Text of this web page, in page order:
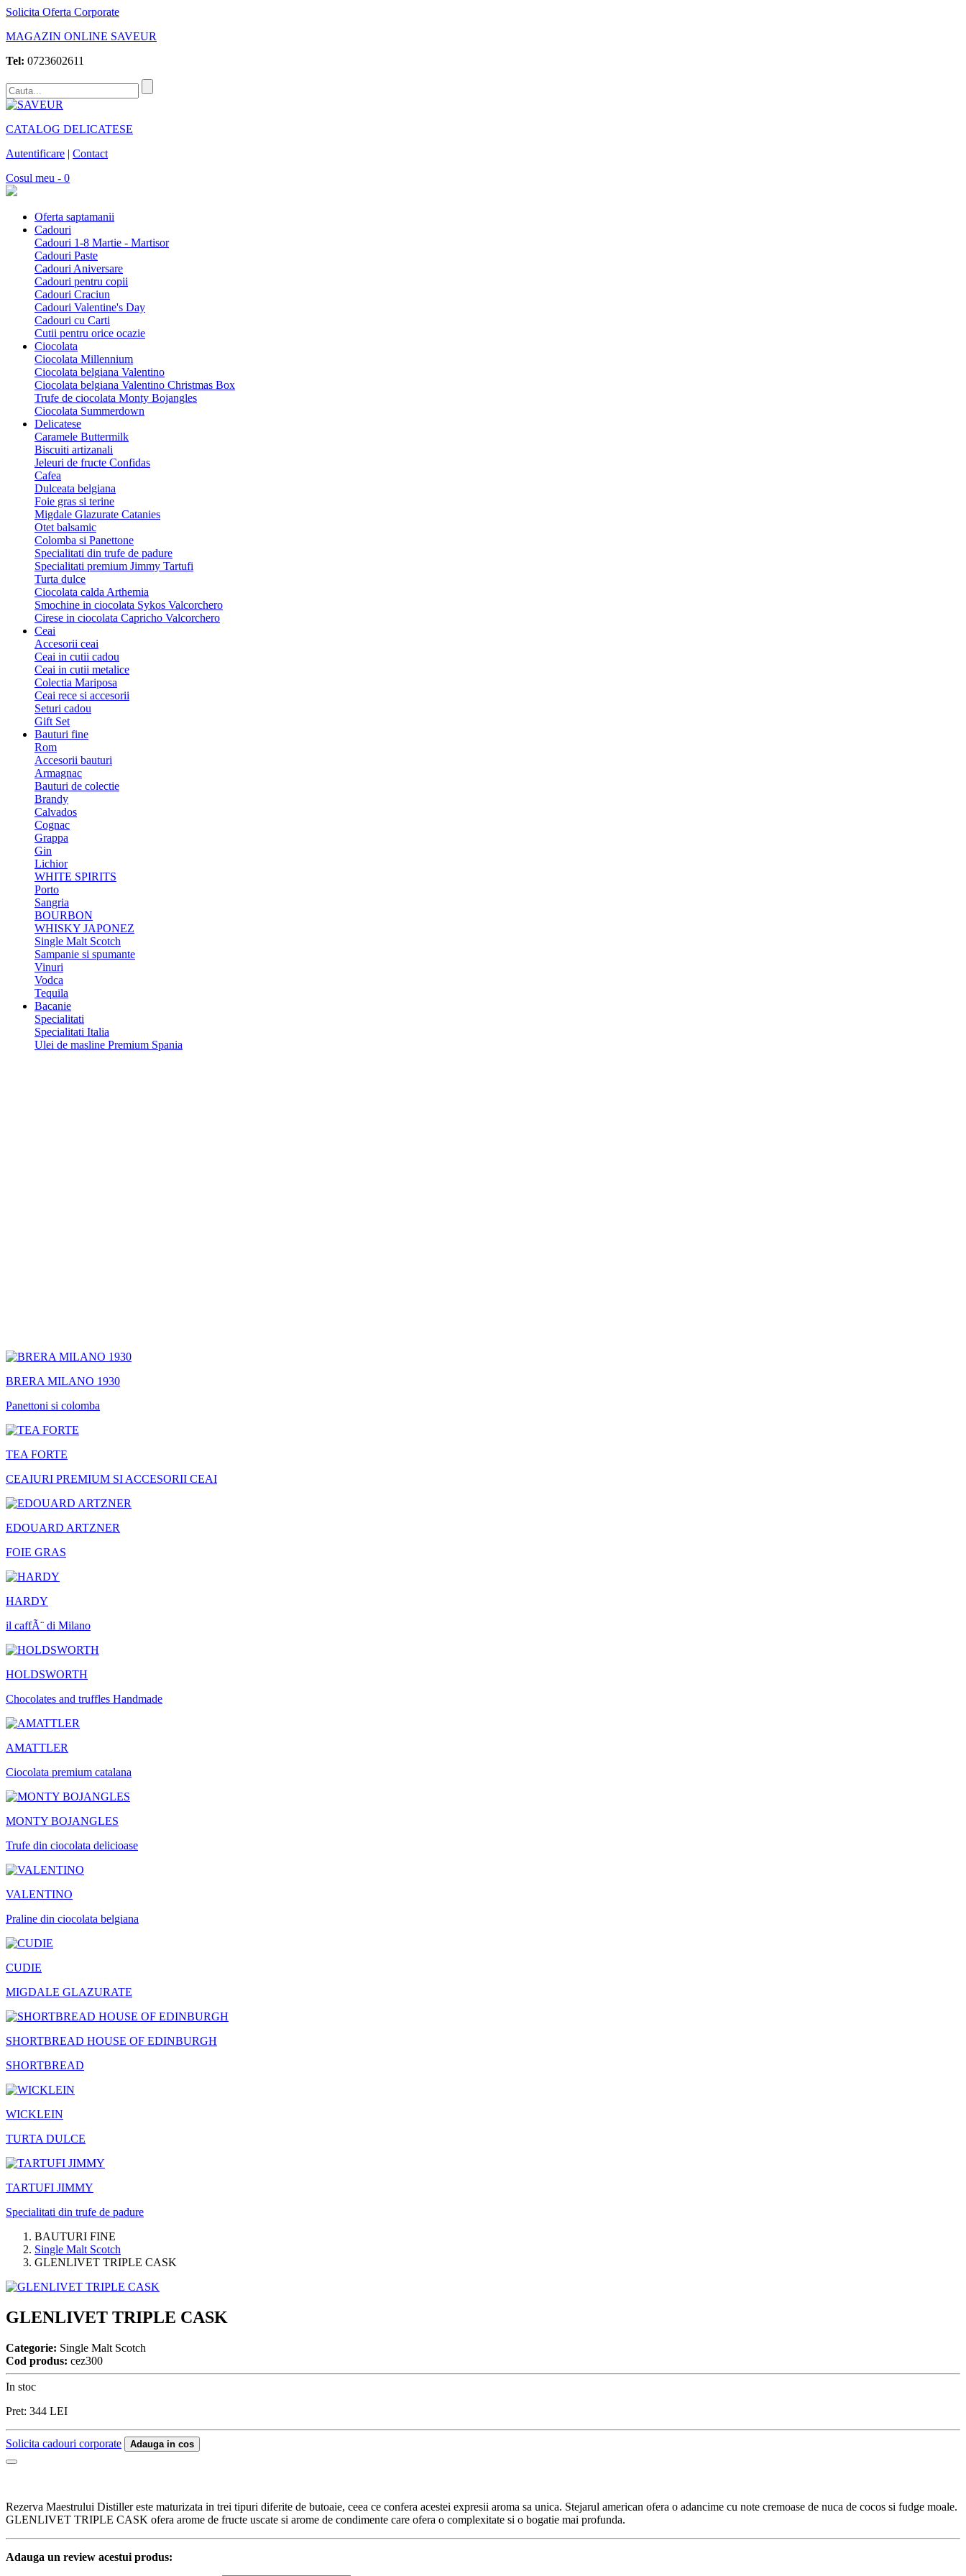
Solicita Oferta Corporate
MAGAZIN ONLINE SAVEUR
Tel: 0723602611
CATALOG DELICATESE
Autentificare | Contact
Cosul meu - 0
Oferta saptamanii
Cadouri
Cadouri 1-8 Martie - Martisor
Cadouri Paste
Cadouri Aniversare
Cadouri pentru copii
Cadouri Craciun
Cadouri Valentine's Day
Cadouri cu Carti
Cutii pentru orice ocazie
Ciocolata
Ciocolata Millennium
Ciocolata belgiana Valentino
Ciocolata belgiana Valentino Christmas Box
Trufe de ciocolata Monty Bojangles
Ciocolata Summerdown
Delicatese
Caramele Buttermilk
Biscuiti artizanali
Jeleuri de fructe Confidas
Cafea
Dulceata belgiana
Foie gras si terine
Migdale Glazurate Catanies
Otet balsamic
Colomba si Panettone
Specialitati din trufe de padure
Specialitati premium Jimmy Tartufi
Turta dulce
Ciocolata calda Arthemia
Smochine in ciocolata Sykos Valcorchero
Cirese in ciocolata Capricho Valcorchero
Ceai
Accesorii ceai
Ceai in cutii cadou
Ceai in cutii metalice
Colectia Mariposa
Ceai rece si accesorii
Seturi cadou
Gift Set
Bauturi fine
Rom
Accesorii bauturi
Armagnac
Bauturi de colectie
Brandy
Calvados
Cognac
Grappa
Gin
Lichior
WHITE SPIRITS
Porto
Sangria
BOURBON
WHISKY JAPONEZ
Single Malt Scotch
Sampanie si spumante
Vinuri
Vodca
Tequila
Bacanie
Specialitati
Specialitati Italia
Ulei de masline Premium Spania
BRERA MILANO 1930
Panettoni si colomba
TEA FORTE
CEAIURI PREMIUM SI ACCESORII CEAI
EDOUARD ARTZNER
FOIE GRAS
HARDY
il caffÃ¨ di Milano
HOLDSWORTH
Chocolates and truffles Handmade
AMATTLER
Ciocolata premium catalana
MONTY BOJANGLES
Trufe din ciocolata delicioase
VALENTINO
Praline din ciocolata belgiana
CUDIE
MIGDALE GLAZURATE
SHORTBREAD HOUSE OF EDINBURGH
SHORTBREAD
WICKLEIN
TURTA DULCE
TARTUFI JIMMY
Specialitati din trufe de padure
BAUTURI FINE
Single Malt Scotch
GLENLIVET TRIPLE CASK
GLENLIVET TRIPLE CASK
Categorie: Single Malt Scotch
Cod produs: cez300
In stoc
Pret: 344 LEI
Solicita cadouri corporate Adauga in cos
Rezerva Maestrului Distiller este maturizata in trei tipuri diferite de butoaie, ceea ce confera acestei expresii aroma sa unica. Stejarul american ofera o adancime cu note cremoase de nuca de cocos si fudge moale.
GLENLIVET TRIPLE CASK ofera arome de fructe uscate si arome de condimente care ofera o complexitate si o bogatie mai profunda.
Adauga un review acestui produs: